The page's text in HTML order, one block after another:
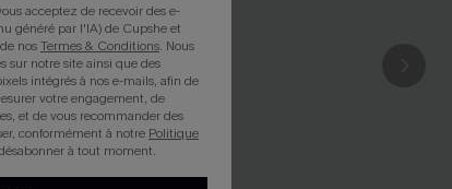
acceptez de recevoir des e-
généré par l'IA) de Cupshe et
nosTermes & Conditions. Nous
sur notre site ainsi que des
intégrés à nos e-mails, afin de
votre engagement, de
et de vous recommander des
conformément à notre Politique
à tout moment.